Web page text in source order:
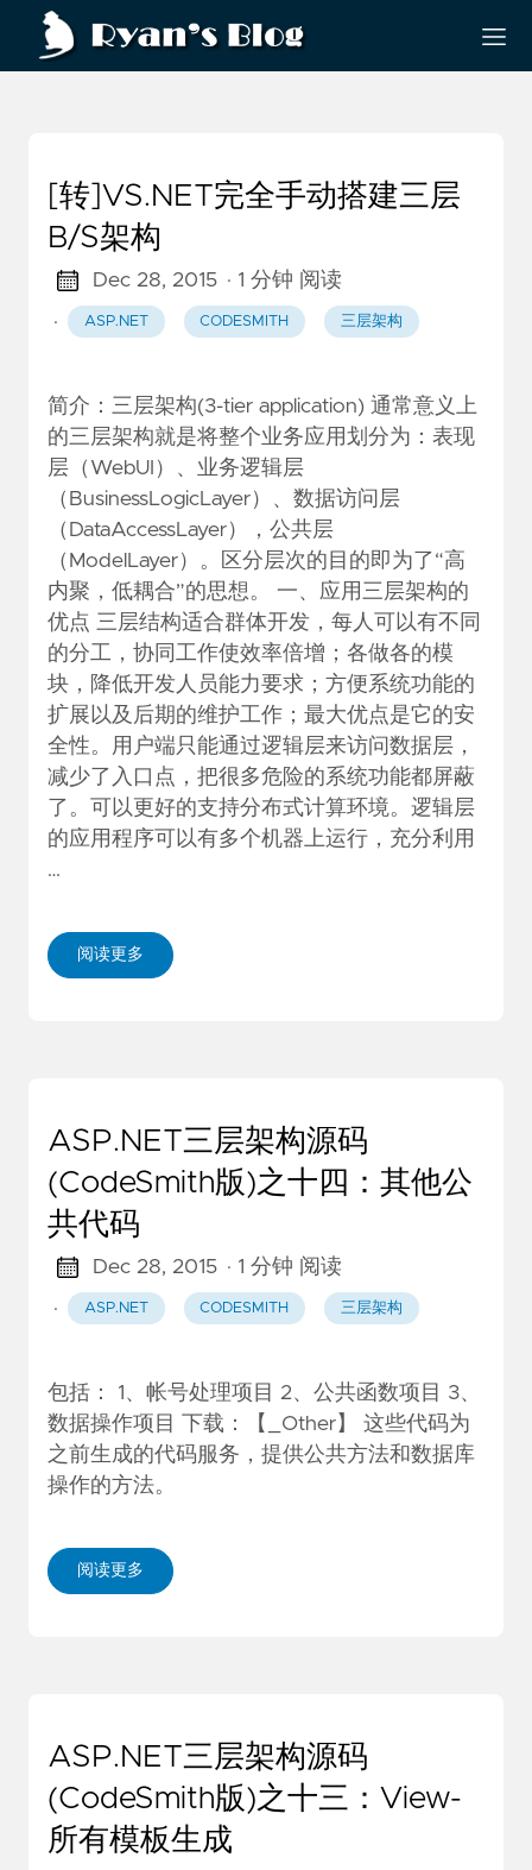
[转]VS.NET完全手动搭建三层
B/S架构
Dec 28, 2015 · 1 分钟 阅读
·
ASP.NET CODESMITH 三层架构
简介：三层架构(3-tier application) 通常意义上
的三层架构就是将整个业务应用划分为：表现
层（WebUI）、业务逻辑层
（BusinessLogicLayer）、数据访问层
（DataAccessLayer），公共层
（ModelLayer）。区分层次的目的即为了“高
内聚，低耦合”的思想。 一、应用三层架构的
优点 三层结构适合群体开发，每人可以有不同
的分工，协同工作使效率倍增；各做各的模
块，降低开发人员能力要求；方便系统功能的
扩展以及后期的维护工作；最大优点是它的安
全性。用户端只能通过逻辑层来访问数据层，
减少了入口点，把很多危险的系统功能都屏蔽
了。可以更好的支持分布式计算环境。逻辑层
的应用程序可以有多个机器上运行，充分利用
…
阅读更多
ASP.NET三层架构源码
(CodeSmith版)之十四：其他公
共代码
Dec 28, 2015 · 1 分钟 阅读
·
ASP.NET CODESMITH 三层架构
包括： 1、帐号处理项目 2、公共函数项目 3、
数据操作项目 下载：【_Other】 这些代码为
之前生成的代码服务，提供公共方法和数据库
操作的方法。
阅读更多
ASP.NET三层架构源码
(CodeSmith版)之十三：View-
所有模板生成